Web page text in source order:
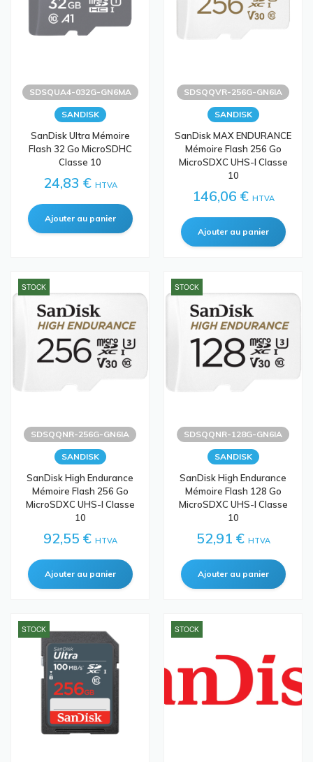
SDSQUA4-032G-GN6MA
SANDISK
SanDisk Ultra Mémoire
Flash 32 Go MicroSDHC
Classe 10
24,83 € HTVA
SDSQQVR-256G-GN6IA
SANDISK
SanDisk MAX ENDURANCE
Mémoire Flash 256 Go
MicroSDXC UHS-I Classe
10
146,06 € HTVA
STOCK
SDSQQNR-256G-GN6IA
SANDISK
SanDisk High Endurance
Mémoire Flash 256 Go
MicroSDXC UHS-I Classe
10
92,55 € HTVA
STOCK
SDSQQNR-128G-GN6IA
SANDISK
SanDisk High Endurance
Mémoire Flash 128 Go
MicroSDXC UHS-I Classe
10
52,91 € HTVA
STOCK STOCK